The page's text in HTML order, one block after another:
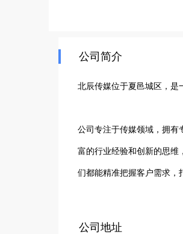
公司简介
北辰传媒位于夏邑城区，是
公司专注于传媒领域，拥有
富的行业经验和创新的思维
们都能精准把握客户需求，
公司地址